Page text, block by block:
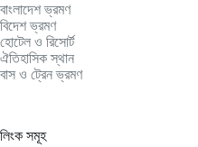
বাংলাদেশ ভ্রমণ
বিদেশ ভ্রমণ
হোটেল ও রিসোর্ট
ঐতিহাসিক স্থান
বাস ও ট্রেন ভ্রমণ
লিংক সমূহ